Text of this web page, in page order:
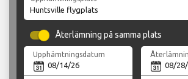
Återlämning på samma plats
Upphämtningsdatum